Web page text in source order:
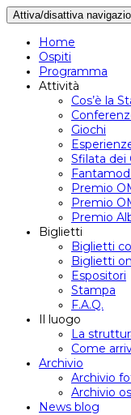
Attiva/disattiva
Home
Ospiti
Programma
Attività
Cos’è la
Giochi
Sfilata dei
Premio
Premio
Premio
Biglietti
Biglietti
Biglietti
Espositori
Stampa
F.A.Q.
Il luogo
La
Come
Archivio
Archivio
Archivio
News blog